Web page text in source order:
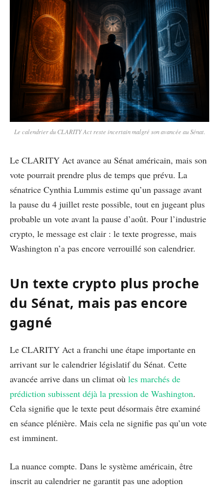
Le calendrier du CLARITY Act reste incertain malgré son avancée au Sénat.
Le CLARITY Act avance au Sénat américain, mais son
vote pourrait prendre plus de temps que prévu. La
sénatrice Cynthia Lummis estime qu’un passage avant
la pause du 4 juillet reste possible, tout en jugeant plus
probable un vote avant la pause d’août. Pour l’industrie
crypto, le message est clair : le texte progresse, mais
Washington n’a pas encore verrouillé son calendrier.
Un texte crypto plus proche
du Sénat, mais pas encore
gagné
Le CLARITY Act a franchi une étape importante en
arrivant sur le calendrier législatif du Sénat. Cette
avancée arrive dans un climat où les marchés de
prédiction subissent déjà la pression de Washington.
Cela signifie que le texte peut désormais être examiné
en séance plénière. Mais cela ne signifie pas qu’un vote
est imminent.
La nuance compte. Dans le système américain, être
inscrit au calendrier ne garantit pas une adoption